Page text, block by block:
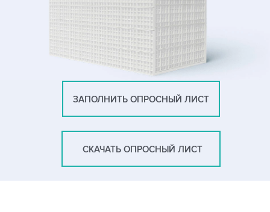
ЗАПОЛНИТЬ ОПРОСНЫЙ ЛИСТ
СКАЧАТЬ ОПРОСНЫЙ ЛИСТ